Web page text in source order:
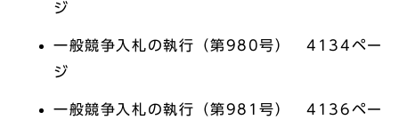
ジ
一般競争入札の執行（第980号） 4134ペー
ジ
一般競争入札の執行（第981号） 4136ペー